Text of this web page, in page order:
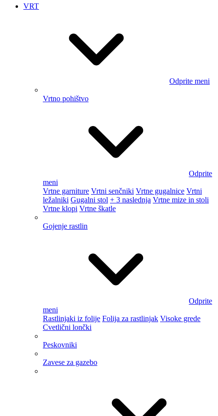
VRT
Odprite meni
Vrtno pohištvo
Odprite
meni
Vrtne garniture Vrtni senčniki Vrtne gugalnice Vrtni
ležalniki Gugalni stol + 3 naslednja Vrtne mize in stoli
Vrtne klopi Vrtne škatle
Gojenje rastlin
Odprite
meni
Rastlinjaki iz folije Folija za rastlinjak Visoke grede
Cvetlični lončki
Peskovniki
Zavese za gazebo